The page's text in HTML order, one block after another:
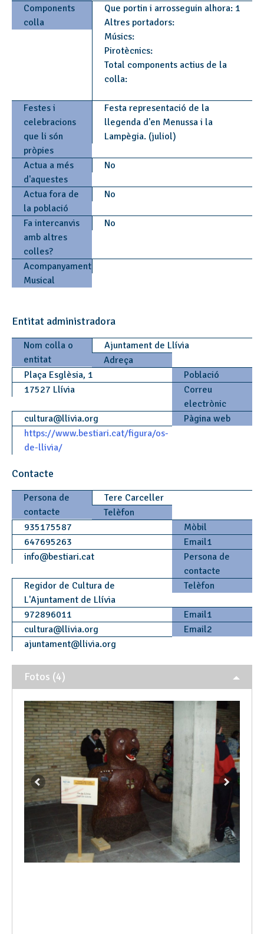
Components
colla
Que portin i arrosseguin alhora: 1
Altres portadors:
Músics:
Pirotècnics:
Total components actius de la
colla:
Festes i
celebracions
que li són
pròpies
Festa representació de la
llegenda d'en Menussa i la
Lampègia. (juliol)
Actua a més
d'aquestes
No
Actua fora de
la població
No
Fa intercanvis
amb altres
colles?
No
Acompanyament
Musical
Entitat administradora
Nom colla o
entitat
Ajuntament de Llívia
Adreça
Plaça Esglèsia, 1
Població
17527 Llívia
Correu
electrònic
cultura@llivia.org
Pàgina web
https://www.bestiari.cat/figura/os-
de-llivia/
Contacte
Persona de
contacte
Tere Carceller
Telèfon
935175587
Mòbil
647695263
Email1
info@bestiari.cat
Persona de
contacte
Regidor de Cultura de
L'Ajuntament de Llívia
Telèfon
972896011
Email1
cultura@llivia.org
Email2
ajuntament@llivia.org
Fotos (4)